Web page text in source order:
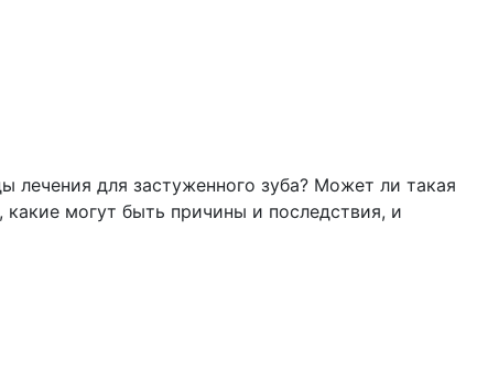
лечения для застуженного зуба? Может ли такая
могут быть причины и последствия, и